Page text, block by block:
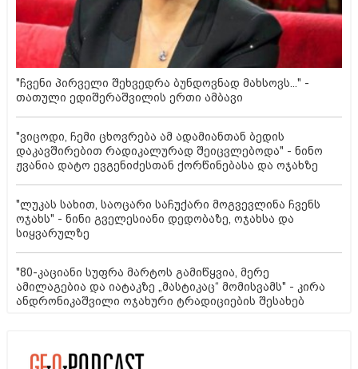
"ჩვენი პირველი შეხვედრა ბუნდოვნად მახსოვს..." -
თათული ედიშერაშვილის ერთი ამბავი
"ვიცოდი, ჩემი ცხოვრება ამ ადამიანთან ბედის
დაკავშირებით რადიკალურად შეიცვლებოდა" - ნინო
ჟვანია დატო ევგენიძესთან ქორწინებასა და ოჯახზე
"ლუკას სახით, საოცარი საჩუქარი მოგვევლინა ჩვენს
ოჯახს" - ნინი გველესიანი დედობაზე, ოჯახსა და
სიყვარულზე
"80-კაციანი სუფრა მარტოს გამიწყვია, მერე
ამილაგებია და იატაკზე „მასტიკაც“ მომისვამს" - კირა
ანდრონიკაშვილი ოჯახური ტრადიციების შესახებ